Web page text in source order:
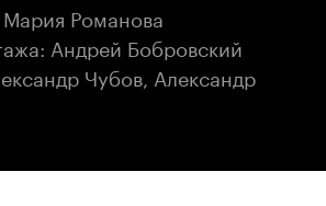
Романова
Андрей Бобровский
Чубов, Александр